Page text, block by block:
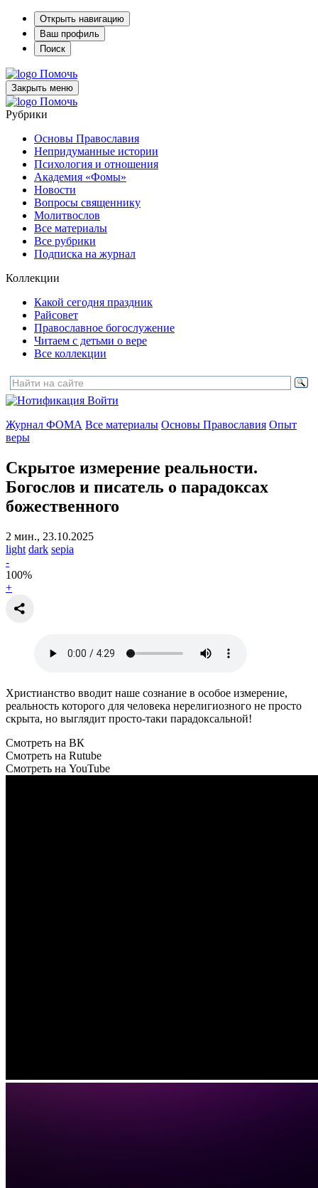
Открыть навигацию
Ваш профиль
Поиск
Помочь
Закрыть меню
Помочь
Рубрики
Основы Православия
Непридуманные истории
Психология и отношения
Академия «Фомы»
Новости
Вопросы священнику
Молитвослов
Все материалы
Все рубрики
Подписка на журнал
Коллекции
Какой сегодня праздник
Райсовет
Православное богослужение
Читаем с детьми о вере
Все коллекции
Войти
Журнал ФОМА Все материалы Основы Православия Опыт
веры
Скрытое измерение реальности.
Богослов и писатель о парадоксах
божественного
2 мин., 23.10.2025
light dark sepia
-
100%
+
Христианство вводит наше сознание в особое измерение,
реальность которого для человека нерелигиозного не просто
скрыта, но выглядит просто-таки парадоксальной!
Смотреть на ВК
Смотреть на Rutube
Смотреть на YouTube